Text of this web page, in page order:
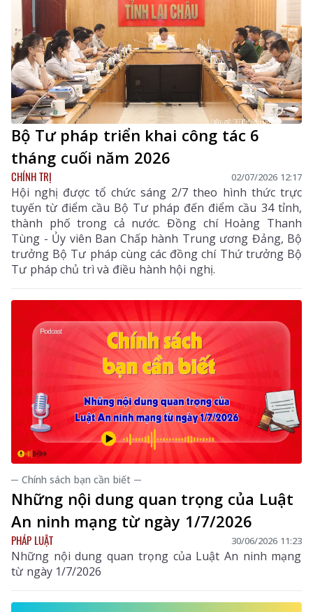
Bộ Tư pháp triển khai công tác 6
tháng cuối năm 2026
CHÍNH TRỊ 02/07/2026 12:17
Hội nghị được tổ chức sáng 2/7 theo hình thức trực
tuyến từ điểm cầu Bộ Tư pháp đến điểm cầu 34 tỉnh,
thành phố trong cả nước. Đồng chí Hoàng Thanh
Tùng - Ủy viên Ban Chấp hành Trung ương Đảng, Bộ
trưởng Bộ Tư pháp cùng các đồng chí Thứ trưởng Bộ
Tư pháp chủ trì và điều hành hội nghị.
─ Chính sách bạn cần biết ─
Những nội dung quan trọng của Luật
An ninh mạng từ ngày 1/7/2026
PHÁP LUẬT 30/06/2026 11:23
Những nội dung quan trọng của Luật An ninh mạng
từ ngày 1/7/2026